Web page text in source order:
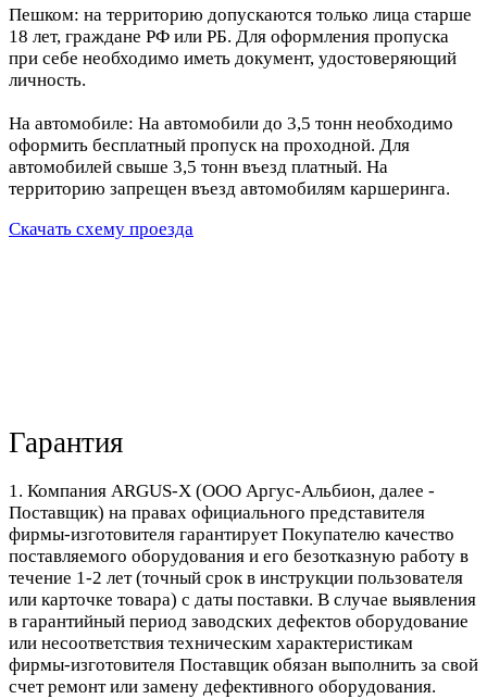
Пешком: на территорию допускаются только лица старше
18 лет, граждане РФ или РБ. Для оформления пропуска
при себе необходимо иметь документ, удостоверяющий
личность.
На автомобиле: На автомобили до 3,5 тонн необходимо
оформить бесплатный пропуск на проходной. Для
автомобилей свыше 3,5 тонн въезд платный. На
территорию запрещен въезд автомобилям каршеринга.
Скачать схему проезда
Гарантия
1. Компания ARGUS-X (ООО Аргус-Альбион, далее -
Поставщик) на правах официального представителя
фирмы-изготовителя гарантирует Покупателю качество
поставляемого оборудования и его безотказную работу в
течение 1-2 лет (точный срок в инструкции пользователя
или карточке товара) с даты поставки. В случае выявления
в гарантийный период заводских дефектов оборудование
или несоответствия техническим характеристикам
фирмы-изготовителя Поставщик обязан выполнить за свой
счет ремонт или замену дефективного оборудования.